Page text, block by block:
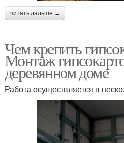
читать дальше →
Чем крепить
Монтаж
деревянном доме
Работа осуществляется в